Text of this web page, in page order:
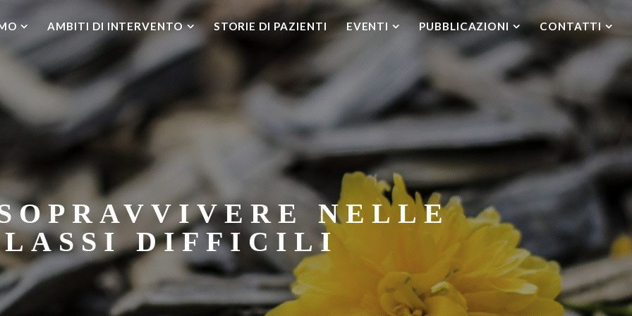
AMBITI DI INTERVENTO STORIE DI PAZIENTI EVENTI PUBBLICAZIONI CONTATTI
NELLE
DIFFICILI